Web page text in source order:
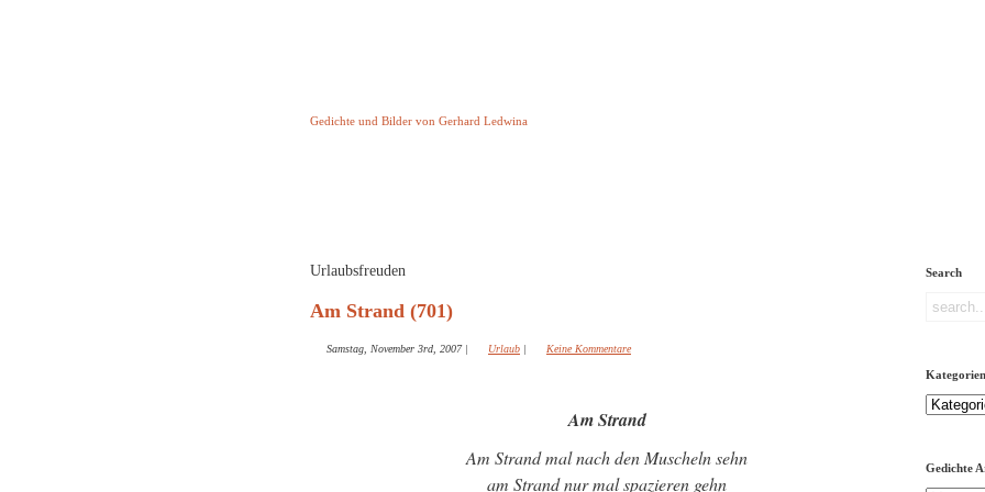
Gedichte und Bilder von Gerhard Ledwina
Urlaubsfreuden
Am Strand (701)
Samstag, November 3rd, 2007| Urlaub | Keine Kommentare
Am Strand
Am Strand mal nach den Muscheln sehn
am Strand nur mal spazieren gehn
Search
Kategorien
Kategorien
Gedichte